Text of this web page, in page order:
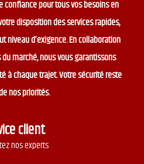
confiance pour tous vos besoins en
disposition des services rapides,
niveau d’exigence. En collaboration
marché, nous vous garantissons
à chaque trajet. Votre sécurité reste
nos priorités.
client
nos experts